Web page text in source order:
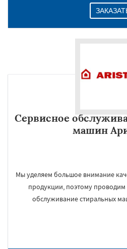
Сервисное
машин
Мы уделяем большое внимание
продукции, поэтому проводим
обслуживание стиральных